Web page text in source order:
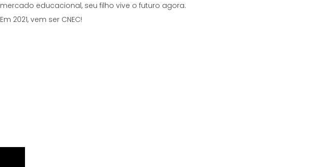
mercado educacional, seu filho vive o futuro agora.
Em 2021, vem ser CNEC!